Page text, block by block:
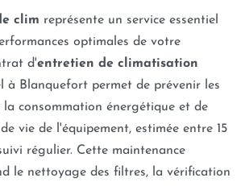
clim représente un service essentiel
optimales de votre
d'entretien de climatisation
à Blanquefort permet de prévenir les
la consommation énergétique et de
vie de l'équipement, estimée entre 15
régulier. Cette maintenance
le nettoyage des filtres, la vérification